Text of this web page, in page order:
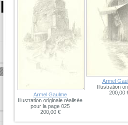
Armel Gaulme
Illustration originale réalisée
pour la page 025
200,00 €
Armel
Illustration
200,00